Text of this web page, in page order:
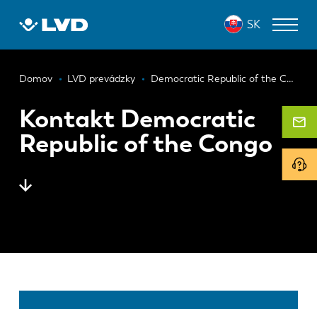
SK
Omrvinka
Domov LVD prevádzky Democratic Republic of the Congo
Kontakt Democratic
Republic of the Congo
ZARIADENIA NA REZANIE LASEROM
OHRAŇOVACIE LISY
PANELOVÉ OHÝBAČE
ODDELENIE ZÁKAZNÍCKYCH SLUŽIEB
O spoločnosti LVD